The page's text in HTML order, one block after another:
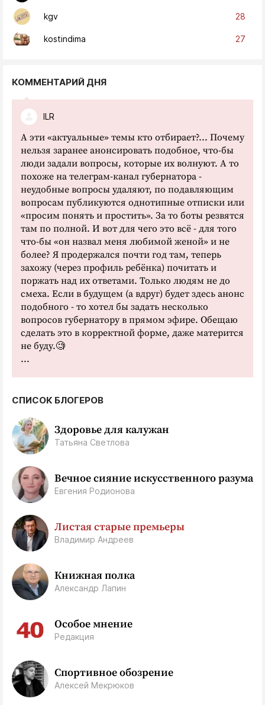
kgv 28
kostindima 27
КОММЕНТАРИЙ ДНЯ
ILR
А эти «актуальные» темы кто отбирает?... Почему
нельзя заранее анонсировать подобное, что-бы
люди задали вопросы, которые их волнуют. А то
похоже на телеграм-канал губернатора -
неудобные вопросы удаляют, по подавляющим
вопросам публикуются однотипные отписки или
«просим понять и простить». За то боты резвятся
там по полной. И вот для чего это всё - для того
что-бы «он назвал меня любимой женой» и не
более? Я продержался почти год там, теперь
захожу (через профиль ребёнка) почитать и
поржать над их ответами. Только людям не до
смеха. Если в будущем (а вдруг) будет здесь анонс
подобного - то хотел бы задать несколько
вопросов губернатору в прямом эфире. Обещаю
сделать это в корректной форме, даже матерится
не буду.🧐
...
СПИСОК БЛОГЕРОВ
Здоровье для калужан
Татьяна Светлова
Вечное сияние искусственного разума
Евгения Родионова
Листая старые премьеры
Владимир Андреев
Книжная полка
Александр Лапин
Особое мнение
Редакция
Спортивное обозрение
Алексей Мекрюков